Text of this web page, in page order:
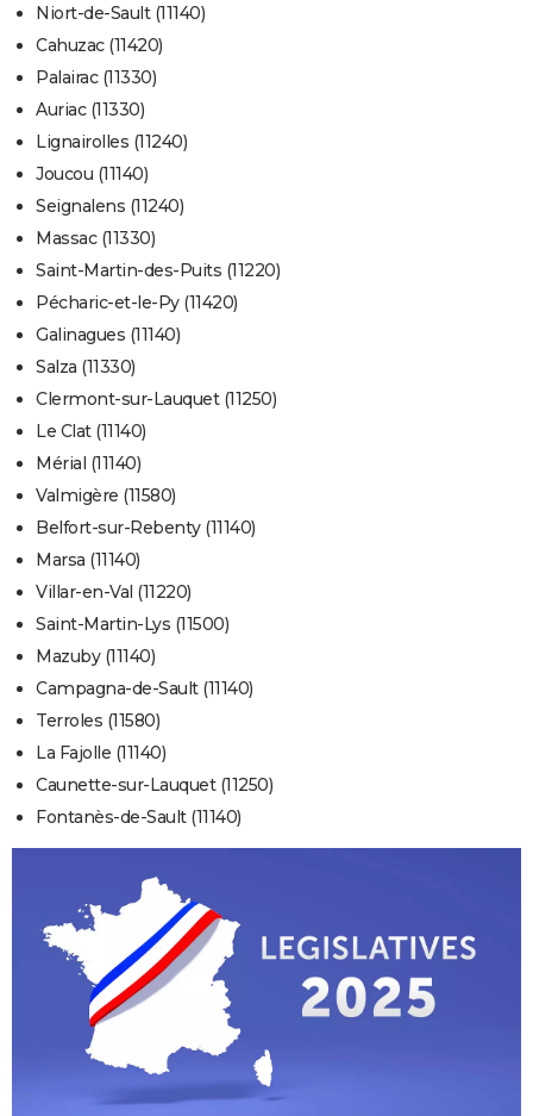
Niort-de-Sault (11140)
Cahuzac (11420)
Palairac (11330)
Auriac (11330)
Lignairolles (11240)
Joucou (11140)
Seignalens (11240)
Massac (11330)
Saint-Martin-des-Puits (11220)
Pécharic-et-le-Py (11420)
Galinagues (11140)
Salza (11330)
Clermont-sur-Lauquet (11250)
Le Clat (11140)
Mérial (11140)
Valmigère (11580)
Belfort-sur-Rebenty (11140)
Marsa (11140)
Villar-en-Val (11220)
Saint-Martin-Lys (11500)
Mazuby (11140)
Campagna-de-Sault (11140)
Terroles (11580)
La Fajolle (11140)
Caunette-sur-Lauquet (11250)
Fontanès-de-Sault (11140)